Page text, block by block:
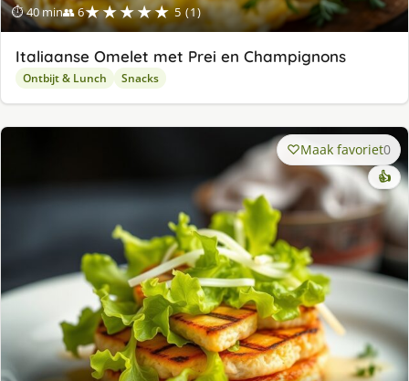
⏱ 40 min👥 6★★★★★ 5 (1)
Italiaanse Omelet met Prei en Champignons
Ontbijt & Lunch Snacks
Maak favoriet0
👍